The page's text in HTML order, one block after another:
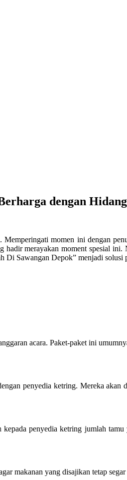
dengan
momen ini dengan
merayakan moment spesial
Sawangan Depok” menjadi
acara. Paket-paket ini
penyedia ketring. Mereka akan
penyedia ketring jumlah
makanan yang disajikan tetap